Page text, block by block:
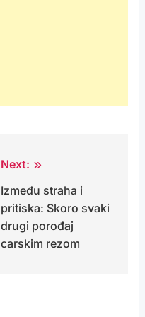
Next:
Između straha i
pritiska: Skoro svaki
drugi porođaj
carskim rezom